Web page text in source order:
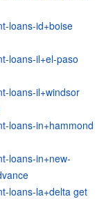
loans-id+boise
loans-il+el-paso
loans-il+windsor
loans-in+hammond
loans-in+new-
loans-la+delta get